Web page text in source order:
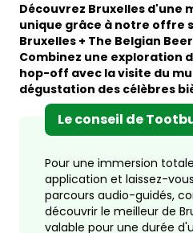
Découvrez Bruxelles d'une
unique grâce à notre offre
Bruxelles + The Belgian
Combinez une exploration
hop-off avec la visite du
dégustation des célèbres
Le conseil de
Pour une immersion
application et laissez-
parcours audio-guidés,
découvrir le meilleur de
valable pour une durée